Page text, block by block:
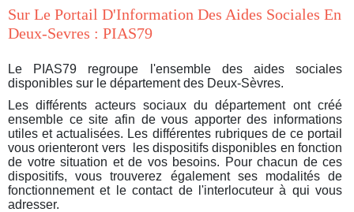
Sur Le Portail D'Information Des Aides Sociales En
Deux-Sevres : PIAS79
Le PIAS79 regroupe l'ensemble des aides sociales
disponibles sur le département des Deux-Sèvres.
Les différents acteurs sociaux du département ont créé
ensemble ce site afin de vous apporter des informations
utiles et actualisées. Les différentes rubriques de ce portail
vous orienteront vers les dispositifs disponibles en fonction
de votre situation et de vos besoins. Pour chacun de ces
dispositifs, vous trouverez également ses modalités de
fonctionnement et le contact de l'interlocuteur à qui vous
adresser.